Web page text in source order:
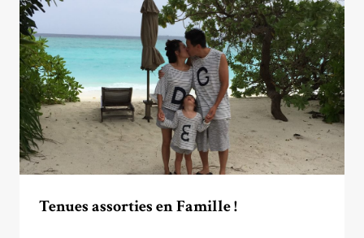
Tenues assorties en Famille !